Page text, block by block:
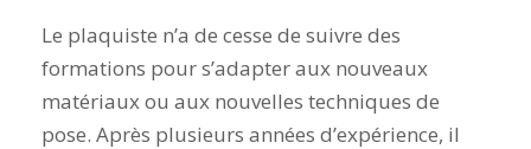
Le plaquiste n’a de cesse de suivre des
formations pour s’adapter aux nouveaux
matériaux ou aux nouvelles techniques de
pose. Après plusieurs années d’expérience, il